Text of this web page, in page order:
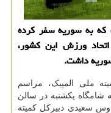
که به سوریه سفر کرده
ورزش این کشور،
داشت.
ملی المپیک، مراسم
شامگاه یکشنبه در سالن
سعیدی دبیرکل کمیته